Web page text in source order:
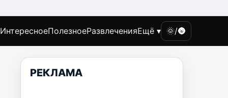
ИнтересноеПолезноеРазвлеченияЕщё ▾ 🌞/🌚
РЕКЛАМА